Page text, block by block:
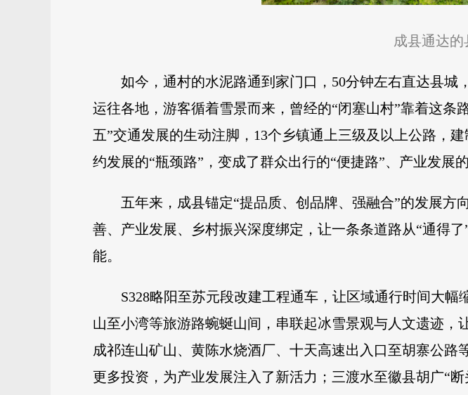
成县通达
如今，通村的水泥路通到家门口，50分钟左右直达县
运往各地，游客循着雪景而来，曾经的“闭塞山村”靠着这条
五”交通发展的生动注脚，13个乡镇通上三级及以上公路，
约发展的“瓶颈路”，变成了群众出行的“便捷路”、产业发展的
五年来，成县锚定“提品质、创品牌、强融合”的发展方
善、产业发展、乡村振兴深度绑定，让一条条道路从“通得
能。
S328略阳至苏元段改建工程通车，让区域通行时间大
山至小湾等旅游路蜿蜒山间，串联起冰雪景观与人文遗迹
成祁连山矿山、黄陈水烧酒厂、十天高速出入口至胡寨公
更多投资，为产业发展注入了新活力；三渡水至徽县胡广“